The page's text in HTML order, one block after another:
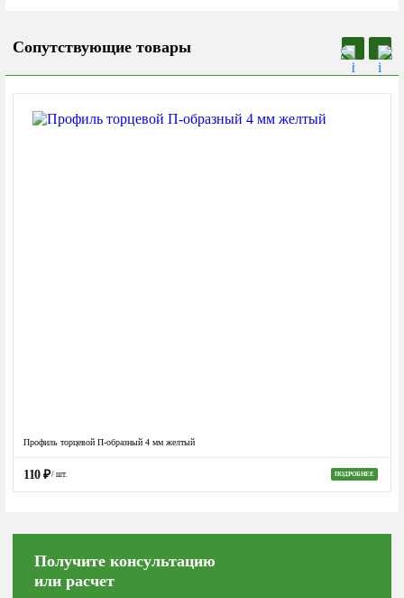
Сопутствующие товары
Профиль торцевой П-образный 4 мм желтый
110₽/ шт. ПОДРОБНЕЕ
Получите консультацию
или расчет